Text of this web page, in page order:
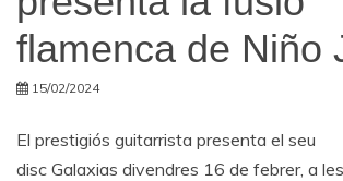
flamenca de Niño
15/02/2024
El prestigiós guitarrista presenta el seu
disc Galaxias divendres 16 de febrer, a